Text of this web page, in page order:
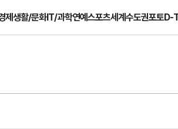
제생활/문화IT/과학연예스포츠세계수도권포토D-